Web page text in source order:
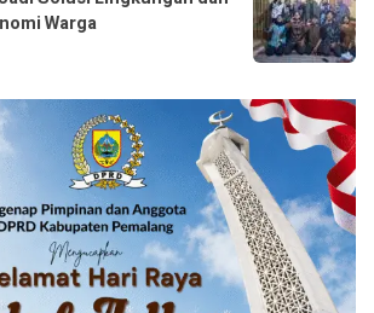
Warga